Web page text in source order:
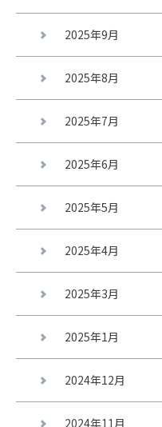
2025年9月
2025年8月
2025年7月
2025年6月
2025年5月
2025年4月
2025年3月
2025年1月
2024年12月
2024年11月